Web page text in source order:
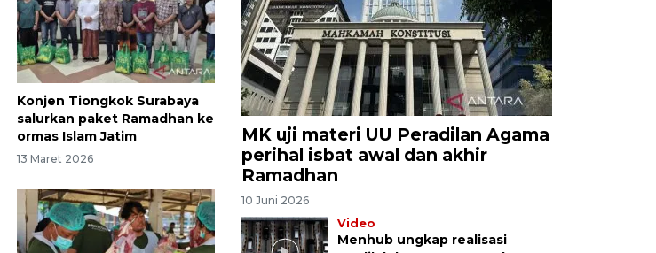
Konjen Tiongkok Surabaya
salurkan paket Ramadhan ke
ormas Islam Jatim
13 Maret 2026
MK uji materi UU Peradilan Agama
perihal isbat awal dan akhir
Ramadhan
10 Juni 2026
Video
Menhub ungkap realisasi